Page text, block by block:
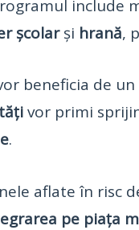
include
școlarși hrană,
beneficia de
vor primi
.
aflate în risc
pe piața